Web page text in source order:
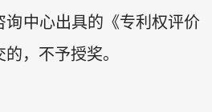
询中心出具的《专利权评价
，不予授奖。